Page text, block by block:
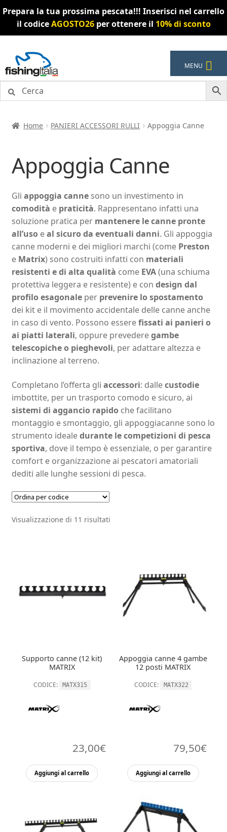
Prepara la tua prossima pescata!!! Inserisci nel carrello
il codiceAGOSTO26per ottenere il 10% di sconto
alla
navigazione
al
contenuto
MENU
Home PANIERI ACCESSORI RULLI Appoggia Canne
Appoggia Canne
Gli appoggia cannesono un investimento in
comodità e praticità. Rappresentano infatti una
soluzione pratica per mantenere le canne pronte
all’usoeal sicuro da eventuali danni. Gli appoggia
canne moderni e dei migliori marchi (come Preston
e Matrix) sono costruiti infatti con materiali
resistenti e di alta qualità come EVA(una schiuma
protettiva leggera e resistente) e con design dal
profilo esagonaleper prevenire lo spostamento
dei kit e il movimento accidentale delle canne anche
in caso di vento. Possono esserefissati ai panieri o
ai piatti laterali, oppure prevederegambe
telescopiche o pieghevoli, per adattare altezza e
inclinazione al terreno.
Completano l’offerta gli accessori: dallecustodie
imbottite, per un trasporto comodo e sicuro, ai
sistemi di aggancio rapidoche facilitano
montaggio e smontaggio, gli appoggiacanne sono lo
strumento idealedurante le competizioni di pesca
sportiva, dove il tempo è essenziale, o per garantire
comfort e organizzazione ai pescatori amatoriali
dediti alle lunghe sessioni di pesca.
Visualizzazione di 11 risultati
Supporto canne (12 kit)
MATRIX
CODICE: MATX315
23,00€
Aggiungi al carrello
Appoggia canne 4 gambe
12 posti MATRIX
CODICE: MATX322
79,50€
Aggiungi al carrello